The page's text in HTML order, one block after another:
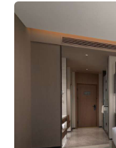
세부 정보 보기